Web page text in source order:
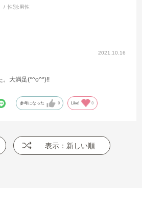
2021.10.16
性別:男性
。大満足(*^o^*)!!
参考になった 0 Like! 0
表示：新しい順